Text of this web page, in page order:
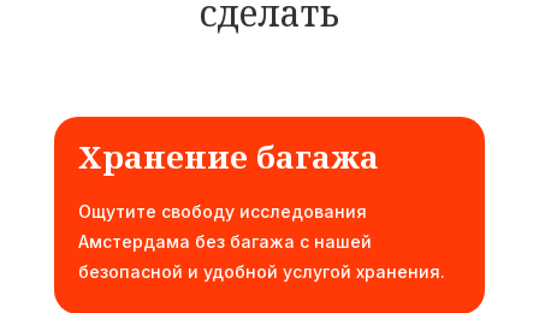
сделать
Хранение багажа
Ощутите свободу исследования
Амстердама без багажа с нашей
безопасной и удобной услугой хранения.